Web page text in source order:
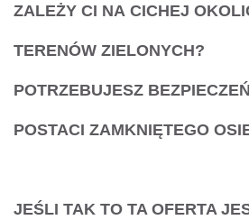
ZALEŻY CI NA CICHEJ
TERENÓW ZIELONYCH?
POTRZEBUJESZ
POSTACI ZAMKNIĘTEGO
JEŚLI TAK TO TA OFERTA